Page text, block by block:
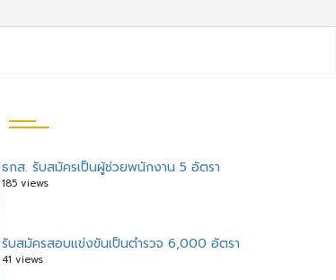
ธกส. รับสมัครเป็นผู้ช่วยพนักงาน 5 อัตรา
185 views
รับสมัครสอบแข่งขันเป็นตำรวจ 6,000 อัตรา
41 views